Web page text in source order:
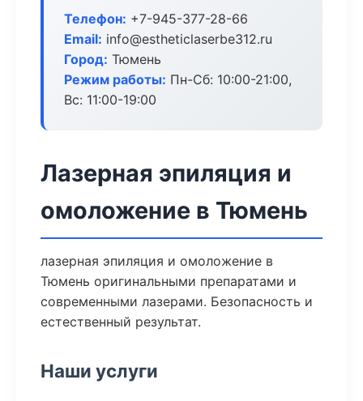
Телефон: +7-945-377-28-66
Email: info@estheticlaserbe312.ru
Город: Тюмень
Режим работы: Пн-Сб: 10:00-21:00,
Вс: 11:00-19:00
Лазерная эпиляция и
омоложение в Тюмень
лазерная эпиляция и омоложение в
Тюмень оригинальными препаратами и
современными лазерами. Безопасность и
естественный результат.
Наши услуги